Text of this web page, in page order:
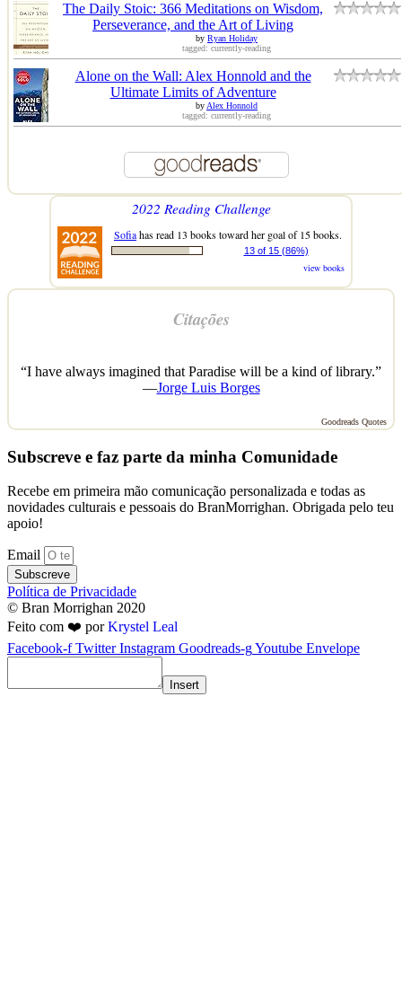
The Daily Stoic: 366 Meditations on Wisdom,
Perseverance, and the Art of Living
by Ryan Holiday
tagged: currently-reading
Alone on the Wall: Alex Honnold and the
Ultimate Limits of Adventure
byAlex Honnold
tagged: currently-reading
2022 Reading Challenge
Sofiahas read 13 books toward her goal of 15 books.
13 of 15 (86%)
view books
Citações
“I have always imagined that Paradise will be a kind of library.”
—Jorge Luis Borges
Goodreads Quotes
Subscreve e faz parte da minha Comunidade
Recebe em primeira mão comunicação personalizada e todas as
novidades culturais e pessoais do BranMorrighan. Obrigada pelo teu
apoio!
Email
Subscreve
Política de Privacidade
© Bran Morrighan 2020
Feito com ❤️ porKrystel Leal
Facebook-f Twitter Instagram Goodreads-gYoutube Envelope
Insert